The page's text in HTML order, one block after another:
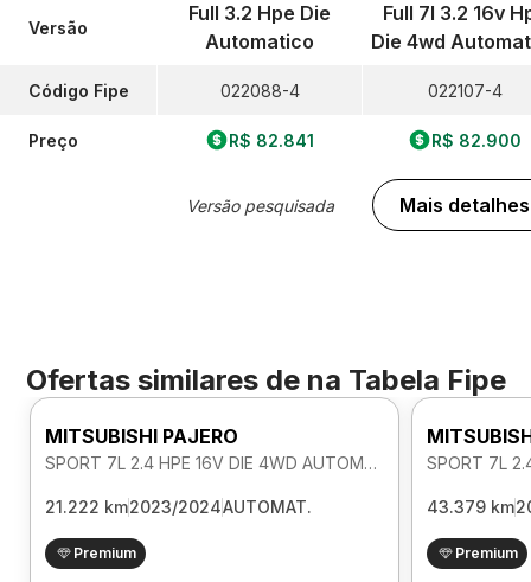
Versão
Código Fipe
Preço
Full 3.2 Hpe Die
Automatico
022088-4
R$ 82.841
Versão pesquisada
Full 7l 3.2 16v
Die 4wd
022107-4
R$ 82.900
Mais detalhes
Ofertas similares de na Tabela Fipe
MITSUBISHI PAJERO
SPORT 7L 2.4 HPE 16V DIE 4WD AUTOMATICO
21.222 km2023/2024AUTOMAT.
Premium
43.379 km
Premium